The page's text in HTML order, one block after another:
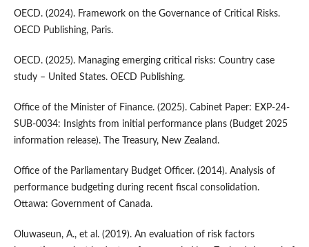
OECD. (2024). Framework on the Governance of Critical Risks.
OECD Publishing, Paris.
OECD. (2025). Managing emerging critical risks: Country case
study – United States. OECD Publishing.
Office of the Minister of Finance. (2025). Cabinet Paper: EXP-24-
SUB-0034: Insights from initial performance plans (Budget 2025
information release). The Treasury, New Zealand.
Office of the Parliamentary Budget Officer. (2014). Analysis of
performance budgeting during recent fiscal consolidation.
Ottawa: Government of Canada.
Oluwaseun, A., et al. (2019). An evaluation of risk factors